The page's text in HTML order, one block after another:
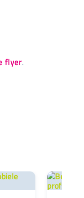
flyer.